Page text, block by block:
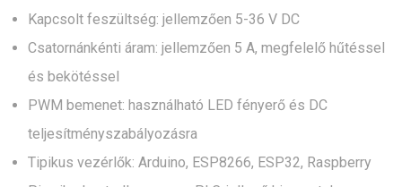
Kapcsolt feszültség: jellemzően 5-36 V DC
Csatornánkénti áram: jellemzően 5 A, megfelelő hűtéssel
és bekötéssel
PWM bemenet: használható LED fényerő és DC
teljesítményszabályozásra
Tipikus vezérlők: Arduino, ESP8266, ESP32, Raspberry